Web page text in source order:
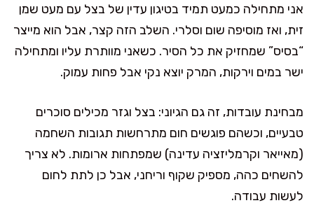
אני מתחילה כמעט תמיד בטיגון עדין של בצל עם מעט שמן
זית, ואז מוסיפה שום וסלרי. השלב הזה קצר, אבל הוא מייצר
“בסיס” שמחזיק את כל הסיר. כשאני מוותרת עליו ומתחילה
ישר במים וירקות, המרק יוצא נקי אבל פחות עמוק.
מבחינת עובדות, זה גם הגיוני: בצל וגזר מכילים סוכרים
טבעיים, וכשהם פוגשים חום מתרחשות תגובות השחמה
(מאייאר וקרמליזציה עדינה) שמפתחות ארומות. לא צריך
להשחים כהה, מספיק שקוף וריחני, אבל כן לתת לחום
לעשות עבודה.